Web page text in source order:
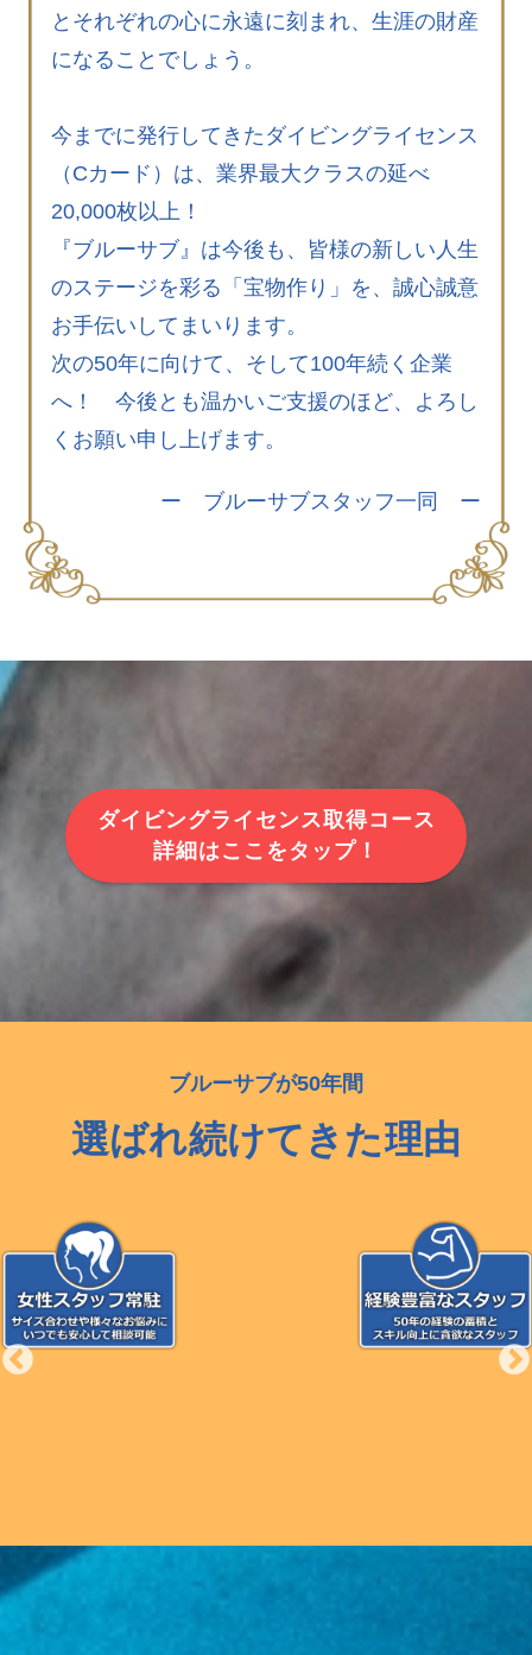
とそれぞれの心に永遠に刻まれ、生涯の財産
になることでしょう。
今までに発行してきたダイビングライセンス
（Cカード）は、業界最大クラスの延べ
20,000枚以上！
『ブルーサブ』は今後も、皆様の新しい人生
のステージを彩る「宝物作り」を、誠心誠意
お手伝いしてまいります。
次の50年に向けて、そして100年続く企業
へ！ 今後とも温かいご支援のほど、よろし
くお願い申し上げます。
ー ブルーサブスタッフ一同 ー
ダイビングライセンス取得コース
詳細はここをタップ！
ブルーサブが50年間
選ばれ続けてきた理由